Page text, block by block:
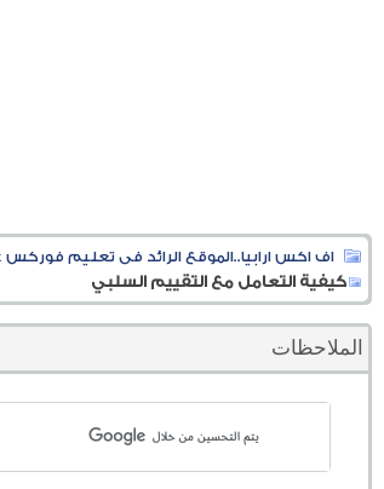
اف اكس ارابيا..الموقع الرائد فى تعليم فوركس Forex
كيفية التعامل مع التقييم السلبي
الملاحظات